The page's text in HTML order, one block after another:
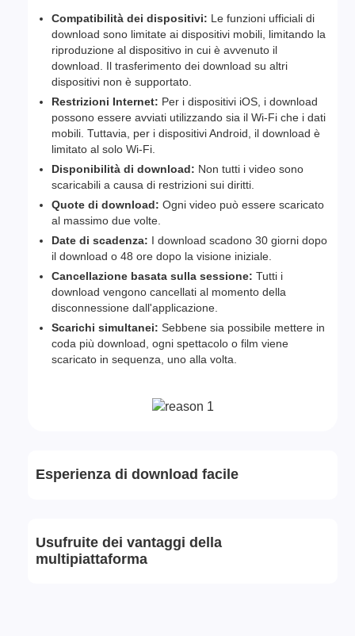
Compatibilità dei dispositivi: Le funzioni ufficiali di
download sono limitate ai dispositivi mobili, limitando la
riproduzione al dispositivo in cui è avvenuto il
download. Il trasferimento dei download su altri
dispositivi non è supportato.
Restrizioni Internet: Per i dispositivi iOS, i download
possono essere avviati utilizzando sia il Wi-Fi che i dati
mobili. Tuttavia, per i dispositivi Android, il download è
limitato al solo Wi-Fi.
Disponibilità di download: Non tutti i video sono
scaricabili a causa di restrizioni sui diritti.
Quote di download: Ogni video può essere scaricato
al massimo due volte.
Date di scadenza: I download scadono 30 giorni dopo
il download o 48 ore dopo la visione iniziale.
Cancellazione basata sulla sessione: Tutti i
download vengono cancellati al momento della
disconnessione dall'applicazione.
Scarichi simultanei: Sebbene sia possibile mettere in
coda più download, ogni spettacolo o film viene
scaricato in sequenza, uno alla volta.
Esperienza di download facile
Usufruite dei vantaggi della
multipiattaforma